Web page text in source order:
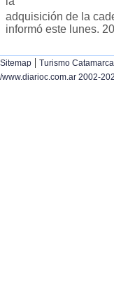
adquisición de la
informó este lunes.
Sitemap | Turismo Catamarca
/www.diarioc.com.ar 2002-